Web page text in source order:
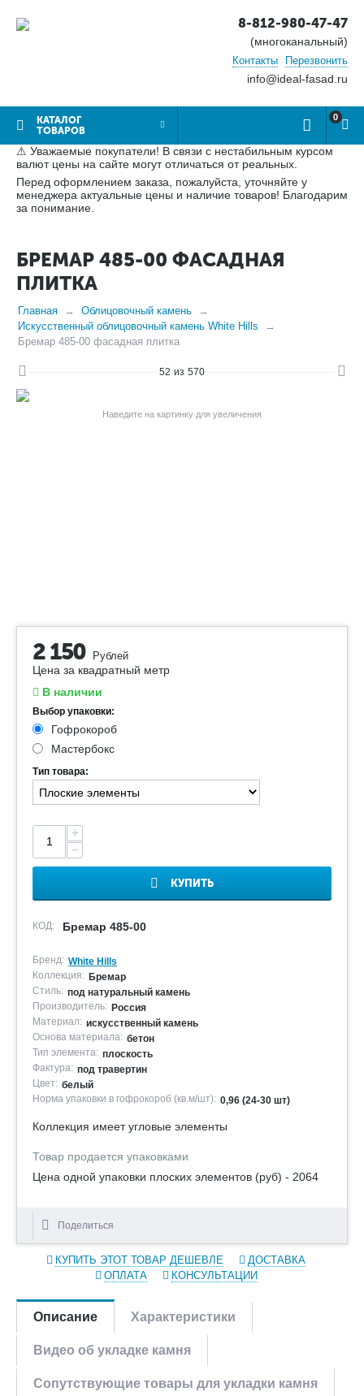
8-812-980-47-47
(многоканальный)
Контакты Перезвонить
info@ideal-fasad.ru
КАТАЛОГ
ТОВАРОВ
0
⚠ Уважаемые покупатели! В связи с нестабильным курсом
валют цены на сайте могут отличаться от реальных.
Перед оформлением заказа, пожалуйста, уточняйте у
менеджера актуальные цены и наличие товаров! Благодарим
за понимание.
БРЕМАР 485-00 ФАСАДНАЯ
ПЛИТКА
Главная
Облицовочный камень
Искусственный облицовочный камень White Hills
Бремар 485-00 фасадная плитка
52 из 570
Наведите на картинку для увеличения
2 150 Рублей
Цена за квадратный метр
В наличии
Выбор упаковки:
Гофрокороб
Мастербокс
Тип товара:
+
−
КУПИТЬ
КОД: Бремар 485-00
Бренд: White Hills
Коллекция: Бремар
Стиль: под натуральный камень
Производитель: Россия
Материал: искусственный камень
Основа материала: бетон
Тип элемента: плоскость
Фактура: под травертин
Цвет: белый
Норма упаковки в гофрокороб (кв.м/шт): 0,96 (24-30 шт)
Коллекция имеет угловые элементы
Товар продается упаковками
Цена одной упаковки плоских элементов (руб) - 2064
Поделиться
КУПИТЬ ЭТОТ ТОВАР ДЕШЕВЛЕ
ДОСТАВКА
ОПЛАТА
КОНСУЛЬТАЦИИ
Описание Характеристики
Видео об укладке камня
Сопутствующие товары для укладки камня